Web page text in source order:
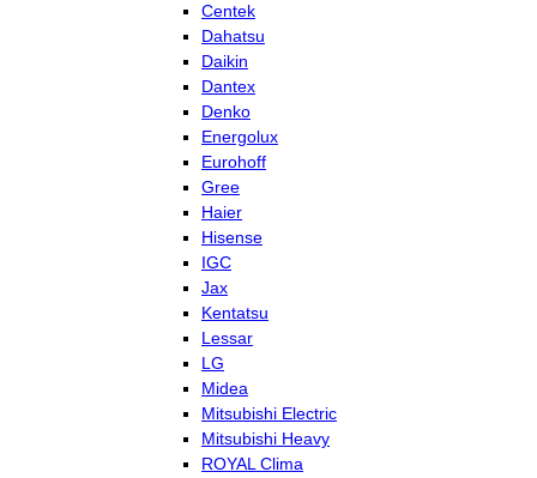
Centek
Dahatsu
Daikin
Dantex
Denko
Energolux
Eurohoff
Gree
Haier
Hisense
IGC
Jax
Kentatsu
Lessar
LG
Midea
Mitsubishi Electric
Mitsubishi Heavy
ROYAL Clima